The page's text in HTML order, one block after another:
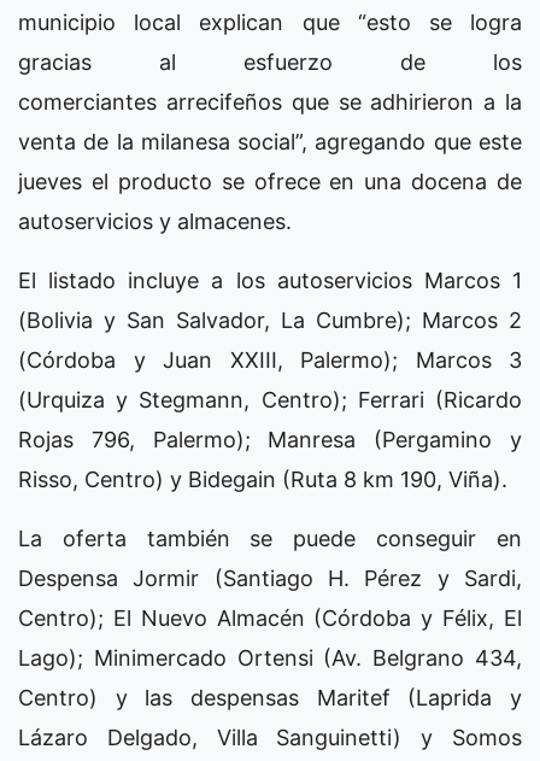
municipio local explican que “esto se logra
gracias al esfuerzo de los
comerciantes arrecifeños que se adhirieron a la
venta de la milanesa social”, agregando que este
jueves el producto se ofrece en una docena de
autoservicios y almacenes.
El listado incluye a los autoservicios Marcos 1
(Bolivia y San Salvador, La Cumbre); Marcos 2
(Córdoba y Juan XXIII, Palermo); Marcos 3
(Urquiza y Stegmann, Centro); Ferrari (Ricardo
Rojas 796, Palermo); Manresa (Pergamino y
Risso, Centro) y Bidegain (Ruta 8 km 190, Viña).
La oferta también se puede conseguir en
Despensa Jormir (Santiago H. Pérez y Sardi,
Centro); El Nuevo Almacén (Córdoba y Félix, El
Lago); Minimercado Ortensi (Av. Belgrano 434,
Centro) y las despensas Maritef (Laprida y
Lázaro Delgado, Villa Sanguinetti) y Somos